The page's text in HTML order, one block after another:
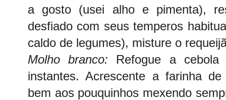
a gosto (usei alho e pimenta),
desfiado com seus temperos
caldo de legumes), misture o
Molho branco: Refogue a cebola
instantes. Acrescente a farinha
bem aos pouquinhos mexendo